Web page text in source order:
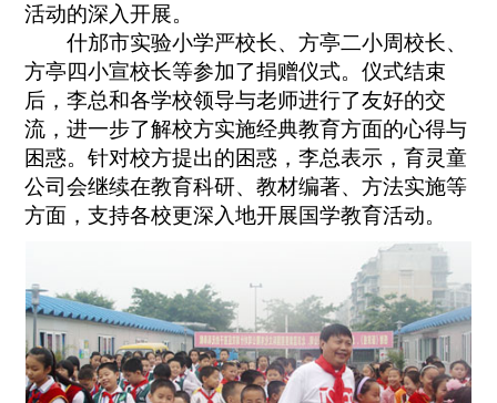
活动的深入开展。
什邡市实验小学严校长、方亭二小周校长、
方亭四小宣校长等参加了捐赠仪式。仪式结束
后，李总和各学校领导与老师进行了友好的交
流，进一步了解校方实施经典教育方面的心得与
困惑。针对校方提出的困惑，李总表示，育灵童
公司会继续在教育科研、教材编著、方法实施等
方面，支持各校更深入地开展国学教育活动。